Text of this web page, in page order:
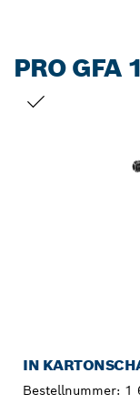
PRO GFA
IN
Bestellnummer: 1